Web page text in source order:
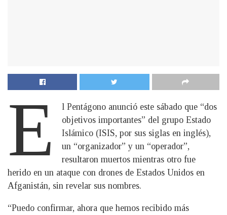
E
l Pentágono anunció este sábado que “dos
objetivos importantes” del grupo Estado
Islámico (ISIS, por sus siglas en inglés),
un “organizador” y un “operador”,
resultaron muertos mientras otro fue
herido en un ataque con drones de Estados Unidos en
Afganistán, sin revelar sus nombres.
“Puedo confirmar, ahora que hemos recibido más